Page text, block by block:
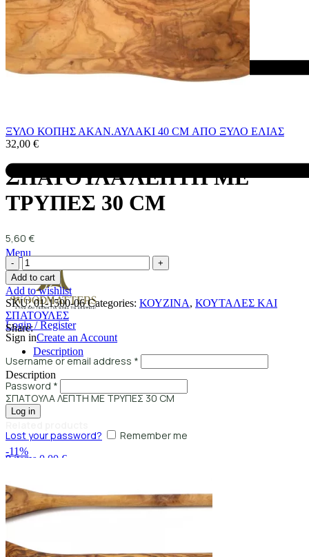
Menu
Login / Register
Sign inCreate an Account
Username or email address *
Password *
Log in
Lost your password? Remember me
0items 0,00 €
ΞΥΛΟ ΚΟΠΗΣ ΑΚΑΝ.ΑΥΛΑΚΙ 40 CM ΑΠΟ ΞΥΛΟ ΕΛΙΑΣ
32,00 €
ΣΠΑΤΟΥΛΑ ΛΕΠΤΗ ΜΕ
ΤΡΥΠΕΣ 30 CM
5,60 €
Add to cart
Add to wishlist
SKU:01-1500-06Categories: ΚΟΥΖΙΝΑ, ΚΟΥΤΑΛΕΣ ΚΑΙ
ΣΠΑΤΟΥΛΕΣ
Share:
Description
Description
ΣΠΑΤΟΥΛΑ ΛΕΠΤΗ ΜΕ ΤΡΥΠΕΣ 30 CM
-11%